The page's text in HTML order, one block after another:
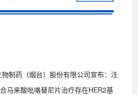
制药（烟台）股份有限公司宣布：注
马来酸吡咯替尼片治疗存在HER2基